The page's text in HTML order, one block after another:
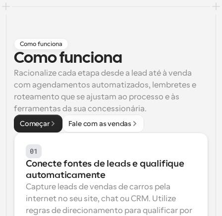
Agendamento potenciado com chamadas
impulsionadas por IA
Blogue
Mantenha-se atualizado com as últimas notícias e
Reuniões Instantâneas
Reunião com clientes em minutos
Links de Grupo Dinâmico
Agende reuniões de forma fluida com várias pessoas
Webhooks
Receba notificações quando algo acontecer
Como funciona
Como funciona
Racionalize cada etapa desde a lead até à venda
com agendamentos automatizados, lembretes e
roteamento que se ajustam ao processo e às
ferramentas da sua concessionária.
Começar Fale com as vendas
01
Conecte fontes de leads e qualifique
automaticamente
Capture leads de vendas de carros pela
internet no seu site, chat ou CRM. Utilize
regras de direcionamento para qualificar por